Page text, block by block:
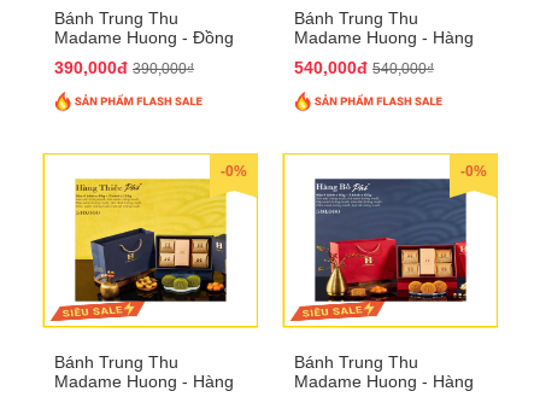
Bánh Trung Thu
Madame Huong - Đồng
390,000đ 390,000₫
Bánh Trung Thu
Madame Huong - Hàng
540,000đ 540,000₫
-0%
Bánh Trung Thu
Madame Huong - Hàng
-0%
Bánh Trung Thu
Madame Huong - Hàng